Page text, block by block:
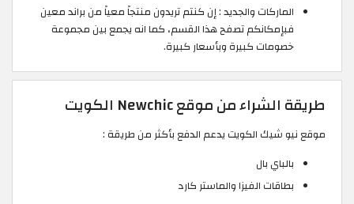
الماركات والجديد : إن كنتم تريدون منتجاً معياً من براند معين
فبإمكانكم تصفح هذا القسم، كما انه يجمع بين مجموعة
خصومات كبيرة وبأسعار كبيرة.
طريقة الشراء من موقع Newchic الكويت
موقع نيو شيك الكويت يدعم الدفع بأكثر من طريقة :
بالباي بال
بطاقات الفيزا والماستر كارد